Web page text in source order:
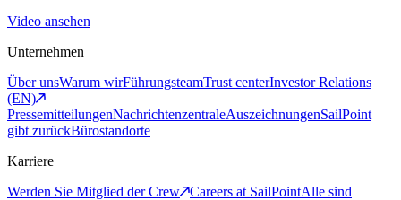
Video ansehen
Unternehmen
Über unsWarum wirFührungsteamTrust centerInvestor Relations
(EN)
PressemitteilungenNachrichtenzentraleAuszeichnungenSailPoint
gibt zurückBürostandorte
Karriere
Werden Sie Mitglied der Crew
Careers at SailPointAlle sind